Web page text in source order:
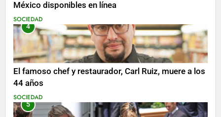
México disponibles en línea
SOCIEDAD
4
El famoso chef y restaurador, Carl Ruiz, muere a los
44 años
SOCIEDAD
5